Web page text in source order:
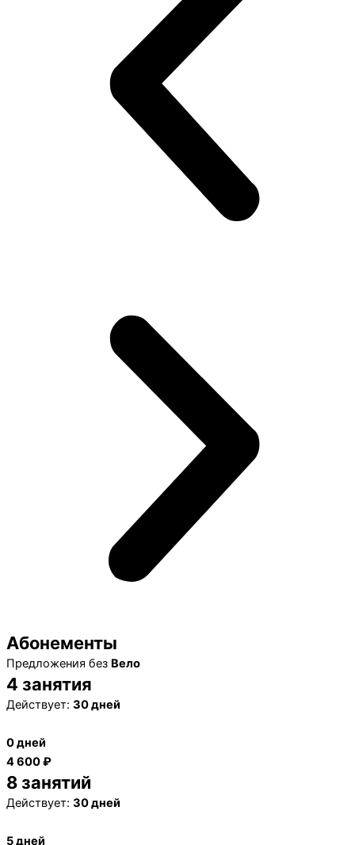
Абонементы
Предложения без Вело
4 занятия
Действует: 30 дней
0 дней
4 600 ₽
8 занятий
Действует: 30 дней
5 дней